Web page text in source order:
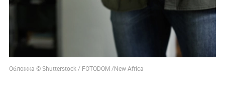
Обложка © Shutterstock / FOTODOM /New Africa